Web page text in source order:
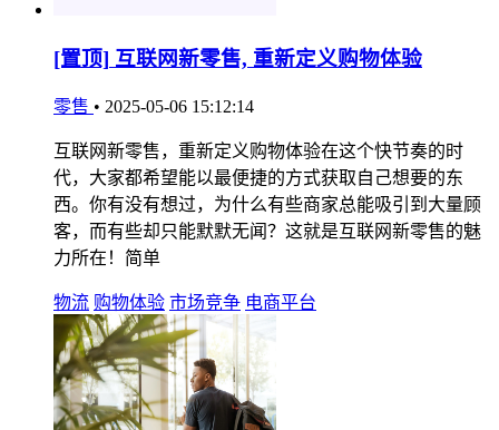
[置顶] 互联网新零售, 重新定义购物体验
零售 • 2025-05-06 15:12:14
互联网新零售，重新定义购物体验在这个快节奏的时
代，大家都希望能以最便捷的方式获取自己想要的东
西。你有没有想过，为什么有些商家总能吸引到大量顾
客，而有些却只能默默无闻？这就是互联网新零售的魅
力所在！简单
物流 购物体验 市场竞争 电商平台